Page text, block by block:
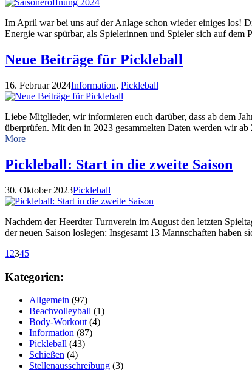
Im April war bei uns auf der Anlage schon wieder einiges los!
Energie war spürbar, als Spielerinnen und Spieler sich auf
Neue Beiträge für Pickleball
16. Februar 2024Information, Pickleball
Liebe Mitglieder, wir informieren euch darüber, dass ab dem
überprüfen. Mit den in 2023 gesammelten Daten werden wir
More
Pickleball: Start in die zweite Saison
30. Oktober 2023Pickleball
Nachdem der Heerdter Turnverein im August den letzten
der neuen Saison loslegen: Insgesamt 13 Mannschaften
1 2345
Kategorien:
Allgemein (97)
Beachvolleyball (1)
Body-Workout (4)
Information (87)
Pickleball (43)
Schießen (4)
Stellenausschreibung (3)